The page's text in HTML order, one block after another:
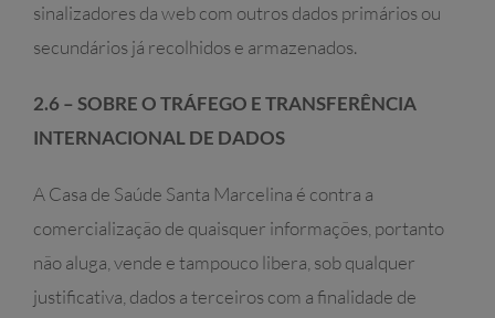
sinalizadores da web com outros dados primários ou
secundários já recolhidos e armazenados.
2.6 – SOBRE O TRÁFEGO E TRANSFERÊNCIA
INTERNACIONAL DE DADOS
A Casa de Saúde Santa Marcelina é contra a
comercialização de quaisquer informações, portanto
não aluga, vende e tampouco libera, sob qualquer
justificativa, dados a terceiros com a finalidade de